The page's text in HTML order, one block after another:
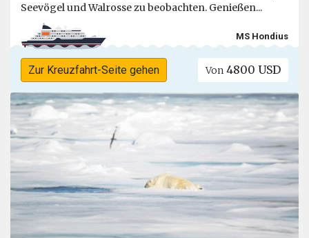
Seevögel und Walrosse zu beobachten. Genießen...
MS Hondius
Zur Kreuzfahrt-Seite gehen Von 4800 USD